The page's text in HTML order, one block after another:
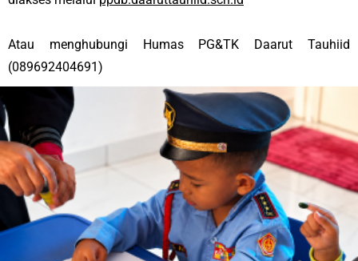
Atau menghubungi Humas PG&TK Daarut Tauhiid
(089692404691)